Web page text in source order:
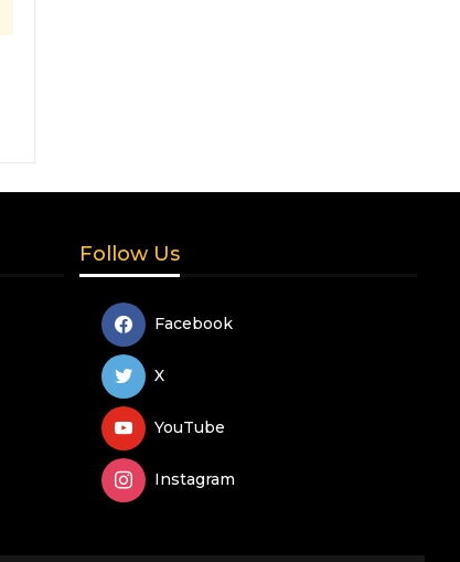
Follow Us
Facebook
X
YouTube
Instagram